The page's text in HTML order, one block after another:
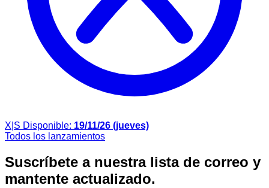
X|S Disponible: 19/11/26 (jueves)
Todos los lanzamientos
Suscríbete a nuestra lista de correo y
mantente actualizado.